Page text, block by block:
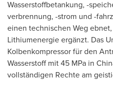
Wasserstoffbetankung, -
verbrennung, -strom und -
einen technischen Weg
Lithiumenergie ergänzt. Das
Kolbenkompressor für den
Wasserstoff mit 45 MPa in
vollständigen Rechte am